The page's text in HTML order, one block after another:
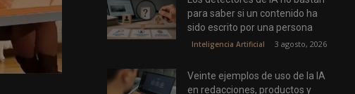
para saber si un contenido ha
sido escrito por una persona
Inteligencia Artificial 3 agosto, 2026
Veinte ejemplos de uso de la IA
en redacciones, productos y